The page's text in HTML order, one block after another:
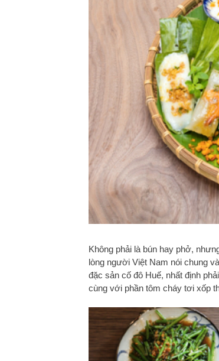
Không phải là bún hay phở,
lòng người Việt Nam nói chung
đặc sản cố đô Huế, nhất định
cùng với phần tôm cháy tơi xốp